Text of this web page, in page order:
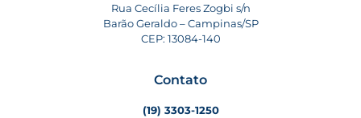
Rua Cecília Feres Zogbi s/n
Barão Geraldo – Campinas/SP
CEP: 13084-140
Contato
(19) 3303-1250